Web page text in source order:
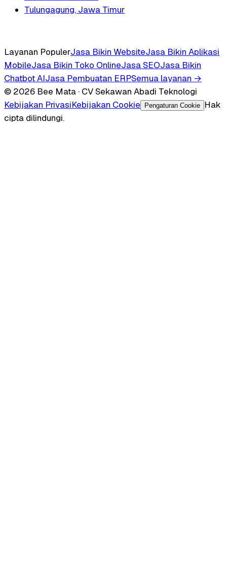
Tulungagung, Jawa Timur
Layanan PopulerJasa Bikin WebsiteJasa Bikin Aplikasi
MobileJasa Bikin Toko OnlineJasa SEOJasa Bikin
Chatbot AIJasa Pembuatan ERPSemua layanan →
© 2026 Bee Mata · CV Sekawan Abadi Teknologi
Kebijakan PrivasiKebijakan Cookie Pengaturan Cookie
Hak
cipta dilindungi.